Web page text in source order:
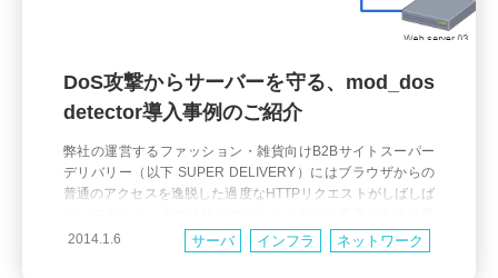
DoS攻撃からサーバーを守る、mod_dos
detector導入事例のご紹介
弊社の運営するファッション・雑貨向けB2Bサイトスーパー
デリバリー（以下 SUPER DELIVERY）にはブラウザからの
普通のアクセスを逸脱した過度なHTTPリクエストがしばしば
とは言えないものですがサイトに与える負荷は高く対応の必
要がありました。 今回の記事では弊社で行ったDoS攻撃対策
2014.1.6 インフラ
サーバ ネットワーク